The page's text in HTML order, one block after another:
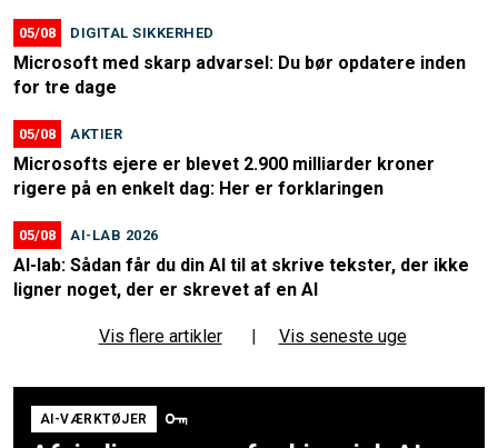
05/08 DIGITAL SIKKERHED
Microsoft med skarp advarsel: Du bør opdatere inden
for tre dage
05/08 AKTIER
Microsofts ejere er blevet 2.900 milliarder kroner
rigere på en enkelt dag: Her er forklaringen
05/08 AI-LAB 2026
AI-lab: Sådan får du din AI til at skrive tekster, der ikke
ligner noget, der er skrevet af en AI
Vis flere artikler | Vis seneste uge
AI-VÆRKTØJER